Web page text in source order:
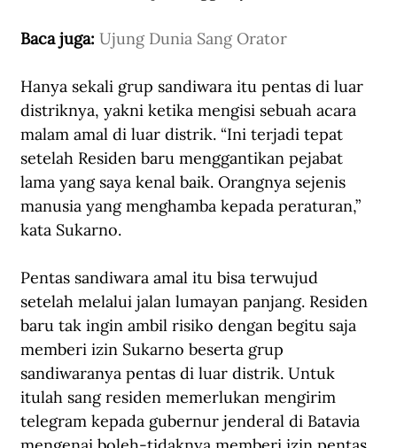
Baca juga: Ujung Dunia Sang Orator
Hanya sekali grup sandiwara itu pentas di luar
distriknya, yakni ketika mengisi sebuah acara
malam amal di luar distrik. “Ini terjadi tepat
setelah Residen baru menggantikan pejabat
lama yang saya kenal baik. Orangnya sejenis
manusia yang menghamba kepada peraturan,”
kata Sukarno.
Pentas sandiwara amal itu bisa terwujud
setelah melalui jalan lumayan panjang. Residen
baru tak ingin ambil risiko dengan begitu saja
memberi izin Sukarno beserta grup
sandiwaranya pentas di luar distrik. Untuk
itulah sang residen memerlukan mengirim
telegram kepada gubernur jenderal di Batavia